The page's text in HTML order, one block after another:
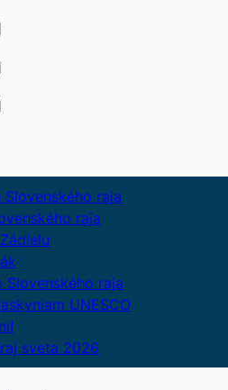
raja
raja
raja
UNESCO
sveta 2026